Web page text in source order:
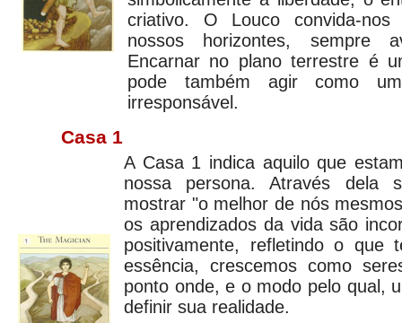
criativo. O Louco convida-
nossos horizontes, sempre
Encarnar no plano terrestre é
pode também agir como
irresponsável.
Casa 1
A Casa 1 indica aquilo que
nossa persona. Através dela
mostrar "o melhor de nós
os aprendizados da vida são
positivamente, refletindo o que
essência, crescemos como
ponto onde, e o modo pelo qual,
definir sua realidade.